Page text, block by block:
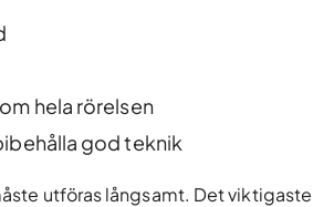
hela rörelsen
god teknik
utföras långsamt. Det